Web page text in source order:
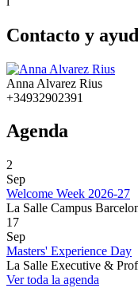
Contacto y
Anna Alvarez Rius
+34932902391
Agenda
2
Sep
Welcome Week 2026-27
La Salle Campus
17
Sep
Masters' Experience Day
La Salle Executive &
Ver toda la agenda